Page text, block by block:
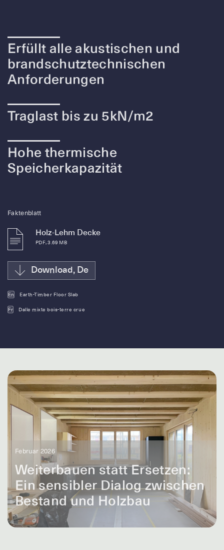
Erfüllt alle akustischen und
brandschutztechnischen
Anforderungen
Traglast bis zu 5kN/m2
Hohe thermische
Speicherkapazität
Faktenblatt
Holz-Lehm Decke
PDF, 3.69 MB
Download, De
En Earth-Timber Floor Slab
Fr Dalle mixte bois-terre crue
Februar 2026
Weiterbauen statt Ersetzen:
Ein sensibler Dialog zwischen
Bestand und Holzbau
Zusammen mit der Architektin